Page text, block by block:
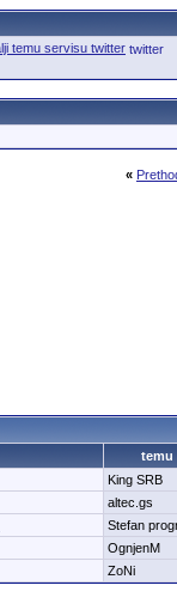
twitter
«
temu
King SRB
altec.gs
Stefan
OgnjenM
ZoNi